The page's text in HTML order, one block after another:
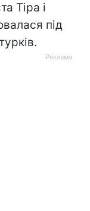
Тіра і
під